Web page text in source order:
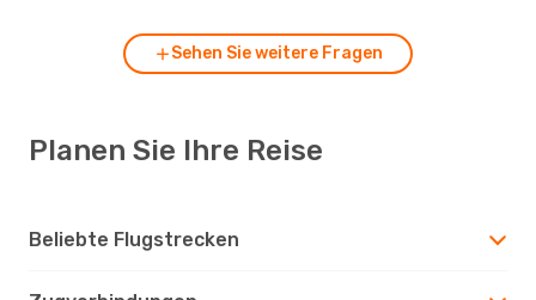
Sehen Sie weitere Fragen
Planen Sie Ihre Reise
Beliebte Flugstrecken